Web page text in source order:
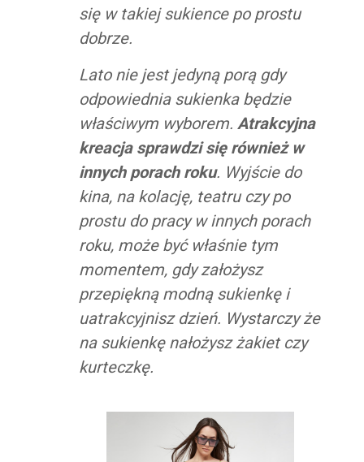
się w takiej sukience po prostu
dobrze.
Lato nie jest jedyną porą gdy
odpowiednia sukienka będzie
właściwym wyborem. Atrakcyjna
kreacja sprawdzi się również w
innych porach roku. Wyjście do
kina, na kolację, teatru czy po
prostu do pracy w innych porach
roku, może być właśnie tym
momentem, gdy założysz
przepiękną modną sukienkę i
uatrakcyjnisz dzień. Wystarczy że
na sukienkę nałożysz żakiet czy
kurteczkę.